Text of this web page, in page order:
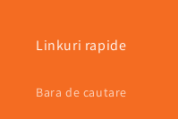
Linkuri rapide
Bara de cautare